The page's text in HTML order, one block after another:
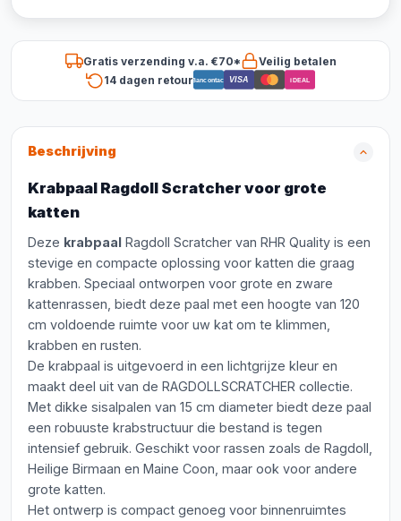
Gratis verzending v.a. €70*
Veilig betalen
14 dagen retourBancontact VISA iDEAL
Beschrijving
Krabpaal Ragdoll Scratcher voor grote
katten
Deze krabpaal Ragdoll Scratcher van RHR Quality is een
stevige en compacte oplossing voor katten die graag
krabben. Speciaal ontworpen voor grote en zware
kattenrassen, biedt deze paal met een hoogte van 120
cm voldoende ruimte voor uw kat om te klimmen,
krabben en rusten.
De krabpaal is uitgevoerd in een lichtgrijze kleur en
maakt deel uit van de RAGDOLLSCRATCHER collectie.
Met dikke sisalpalen van 15 cm diameter biedt deze paal
een robuuste krabstructuur die bestand is tegen
intensief gebruik. Geschikt voor rassen zoals de Ragdoll,
Heilige Birmaan en Maine Coon, maar ook voor andere
grote katten.
Het ontwerp is compact genoeg voor binnenruimtes